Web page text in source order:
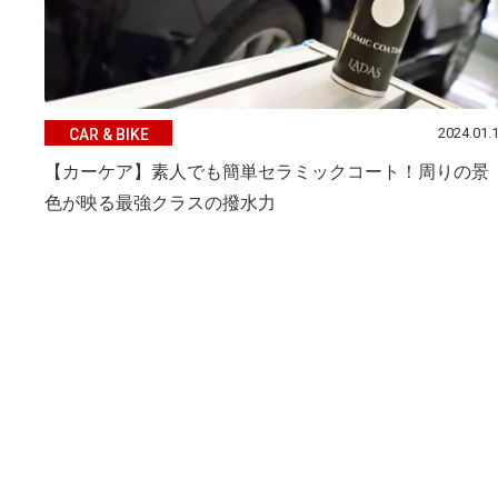
CAR & BIKE
【カーケア】素人でも簡単セラミックコート！周りの景
色が映る最強クラスの撥水力